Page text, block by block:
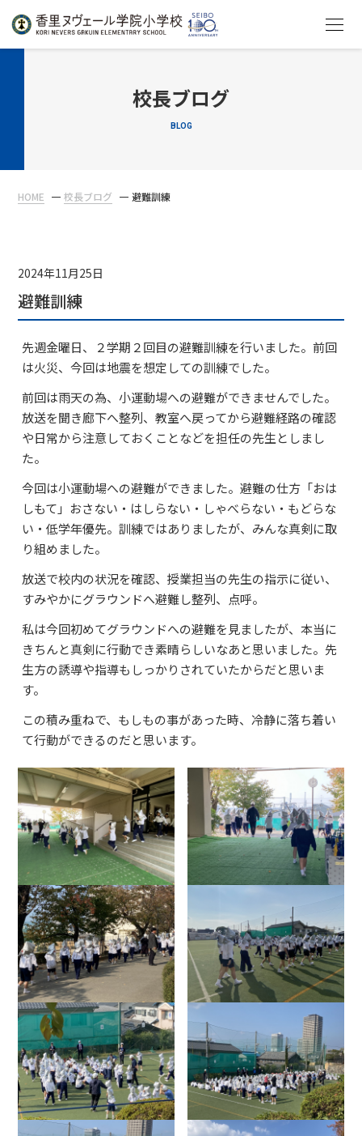
アクセス
よくあるご質問
資料請求・お問合せ
在校生・保護者の方へ
校長ブログ
BLOG
HOME 校長ブログ 避難訓練
2024年11月25日
避難訓練
先週金曜日、２学期２回目の避難訓練を行いました。前回
は火災、今回は地震を想定しての訓練でした。
前回は雨天の為、小運動場への避難ができませんでした。
放送を聞き廊下へ整列、教室へ戻ってから避難経路の確認
や日常から注意しておくことなどを担任の先生としまし
た。
今回は小運動場への避難ができました。避難の仕方「おは
しもて」おさない・はしらない・しゃべらない・もどらな
い・低学年優先。訓練ではありましたが、みんな真剣に取
り組めました。
放送で校内の状況を確認、授業担当の先生の指示に従い、
すみやかにグラウンドへ避難し整列、点呼。
私は今回初めてグラウンドへの避難を見ましたが、本当に
きちんと真剣に行動でき素晴らしいなあと思いました。先
生方の誘導や指導もしっかりされていたからだと思いま
す。
この積み重ねで、もしもの事があった時、冷静に落ち着い
て行動ができるのだと思います。